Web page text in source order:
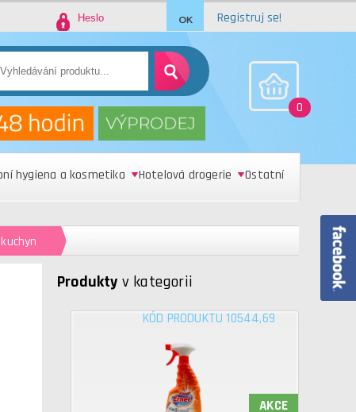
Registruj se!
0
hygiena a kosmetika Hotelová drogerie Ostatní
Produkty v kategorii
KÓD PRODUKTU 10544,69
AKCE